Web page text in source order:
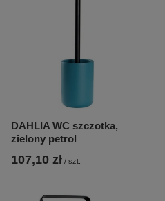
DAHLIA WC szczotka,
zielony petrol
107,10 zł / szt.